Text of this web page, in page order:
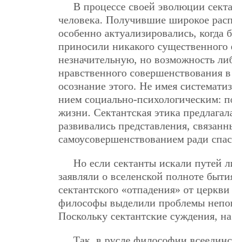
В процессе своей эволюции
человека. Получившие широкое
особенно актуализировались,
приносили никакого
незначительную, но возможность
нравственного совершенствования
осознание этого. Не имея
нием социально-психологическим:
жизни. Сектантская этика
развивались представления,
самоусовершенствованием ради
Но если сектанты искали путей
заявляли о вселенской полноте
сектантского «отпадения» от
философы выделили проблемы
Поскольку сектантские суждения,